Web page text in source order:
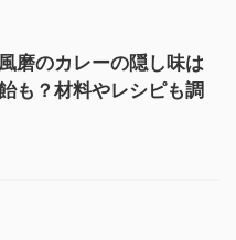
磨のカレーの隠し味は
も？材料やレシピも調